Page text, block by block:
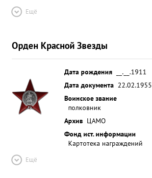
Ещё
Орден Красной Звезды
Дата рождения
__.__.1911
Дата документа 22.02.1955
Воинское звание
полковник
Архив ЦАМО
Фонд ист. информации
Картотека награждений
Ещё